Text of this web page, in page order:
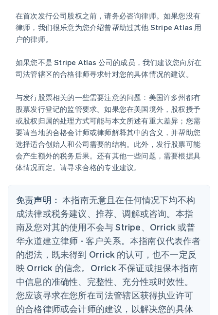
在首次发行公司股权之前，请务必咨询律师。如果您没有
律师，我们很乐意为您介绍曾帮助过其他 Stripe Atlas 用
户的律师。
如果您不是 Stripe Atlas 公司的成员，我们建议您向所在
司法管辖区的合格律师寻求针对您的具体情况的建议。
与发行股票相关的一些需要注意的问题：美国许多州都有
股票发行登记的监管要求。如果您在美国境外，股权授予
或股权归属的处理方式可能与本文所述有重大差异；您需
要请当地的合格会计师或律师解释其中的含义，并帮助您
选择适合创始人和公司需要的结构。此外，发行股票可能
会产生额外的税务后果。还有其他一些问题，需要根据具
体情况而定。请寻求合格的专业建议。
免责声明： 本指南无意且在任何情况下均不构
成法律或税务建议、推荐、调解或咨询。本指
南及您对其的使用不会与 Stripe、Orrick 或普
华永道建立律师 - 客户关系。本指南仅代表作者
的想法，既未得到 Orrick 的认可，也不一定反
映 Orrick 的信念。Orrick 不保证或担保本指南
中信息的准确性、完整性、充分性或时效性。
您应该寻求在您所在司法管辖区获得执业许可
的合格律师或会计师的建议，以解决您的具体
PortuguêsEnglish
保加利亚
English
比利时
波兰
English
English
德国
DeutschEnglish
法国
FrançaisEnglish
芬兰
EnglishSvenska
荷兰
加拿大
捷克
English
克罗地亚
English Italiano
拉脱维亚
English
立陶宛
English
列支敦士登
Deutsch English
卢森堡
FrançaisDeutschEnglish